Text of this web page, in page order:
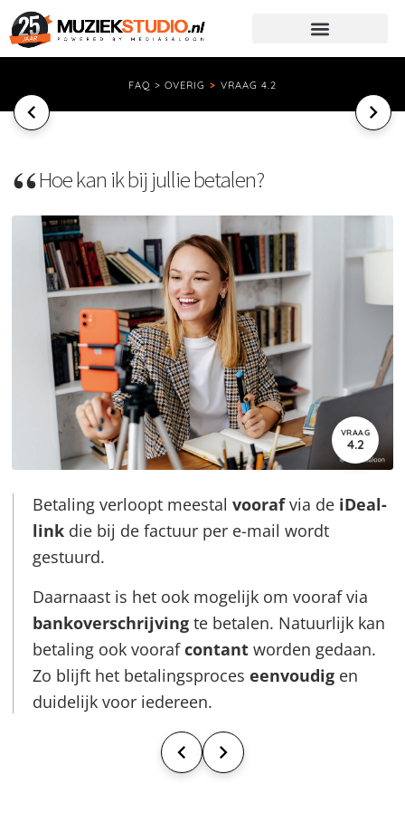
FAQ > OVERIG > VRAAG 4.2
Hoe kan ik bij jullie betalen?
VRAAG
4.2
Betaling verloopt meestalvoorafvia de iDeal-
link die bij de factuur per e-mail wordt
gestuurd.
Daarnaast is het ook mogelijk om vooraf via
bankoverschrijving te betalen. Natuurlijk kan
betaling ook voorafcontant worden gedaan.
Zo blijft het betalingsproceseenvoudig en
duidelijk voor iedereen.